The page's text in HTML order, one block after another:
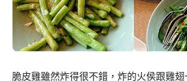
脆皮雞雖然炸得很不錯，炸的火侯跟雞